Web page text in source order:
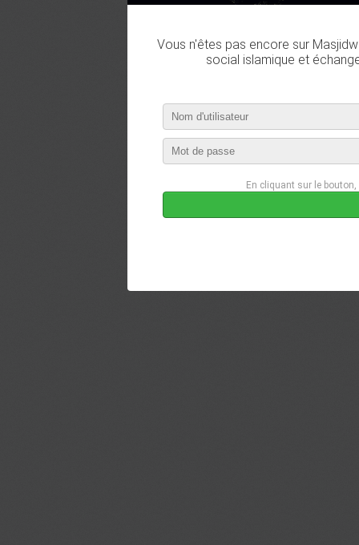
Vous n'êtes pas encore sur
social islamique et
En cliquant sur le